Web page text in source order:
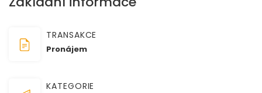
TRANSAKCE
Pronájem
KATEGORIE